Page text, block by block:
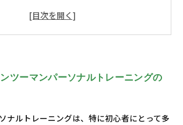
で学ぶ！成功するトレーニングのポイン
の進化：初心者から上級者へのステップ
う！理想の体型を手に入れるためのアク
ツーマンパーソナルトレーニングの
ナルトレーニングは、特に初心者にとって多